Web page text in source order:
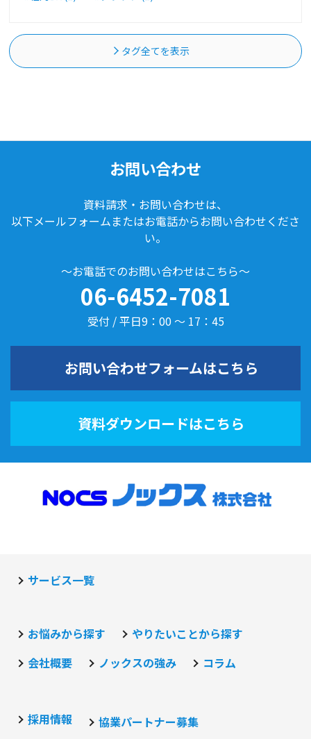
タグ全てを表示
お問い合わせ
資料請求・お問い合わせは、
以下メールフォームまたはお電話からお問い合わせくださ
い。
～お電話でのお問い合わせはこちら～
06-6452-7081
受付 / 平日9：00 ～ 17：45
お問い合わせフォームはこちら
資料ダウンロードはこちら
サービス一覧
お悩みから探す
やりたいことから探す
会社概要
ノックスの強み コラム
採用情報 協業パートナー募集